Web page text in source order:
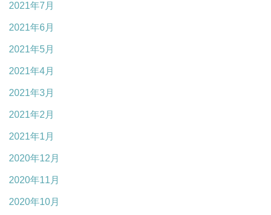
2021年7月
2021年6月
2021年5月
2021年4月
2021年3月
2021年2月
2021年1月
2020年12月
2020年11月
2020年10月